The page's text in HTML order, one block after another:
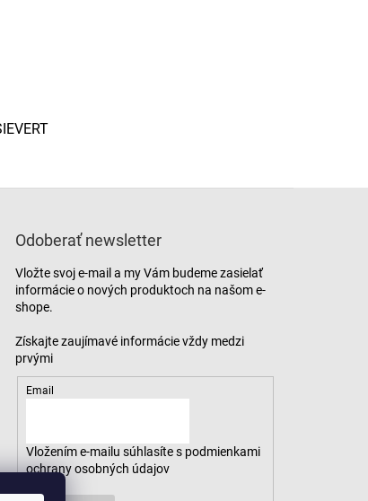
Odoberať newsletter
Vložte svoj e-mail a my Vám budeme zasielať
informácie o nových produktoch na našom e-
shope.
Email
Vložením e-mailu súhlasíte s podmienkami
ochrany osobných údajov